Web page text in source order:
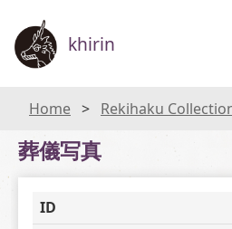
khirin
Home Rekihaku Collection Database (Collections
葬儀写真
ID